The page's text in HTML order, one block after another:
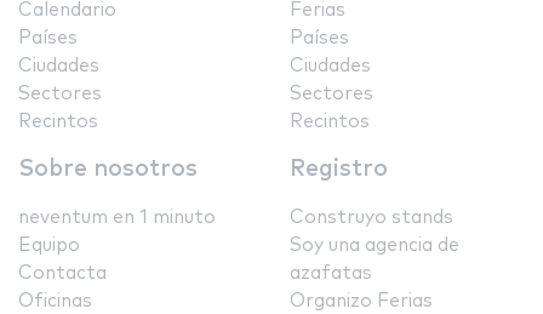
Calendario
Países
Ciudades
Sectores
Recintos
Ferias
Países
Ciudades
Sectores
Recintos
Sobre nosotros
neventum en 1 minuto
Equipo
Contacta
Oficinas
Registro
Construyo stands
Soy una agencia de
azafatas
Organizo Ferias